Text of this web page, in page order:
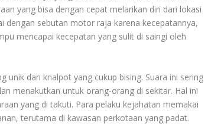
yang bisa dengan cepat melarikan diri dari lokasi
dengan sebutan motor raja karena kecepatannya,
mencapai kecepatan yang sulit di saingi oleh
unik dan knalpot yang cukup bising. Suara ini sering
menakutkan untuk orang-orang di sekitar. Hal ini
yang di takuti. Para pelaku kejahatan memakai
terutama di kawasan perkotaan yang padat.